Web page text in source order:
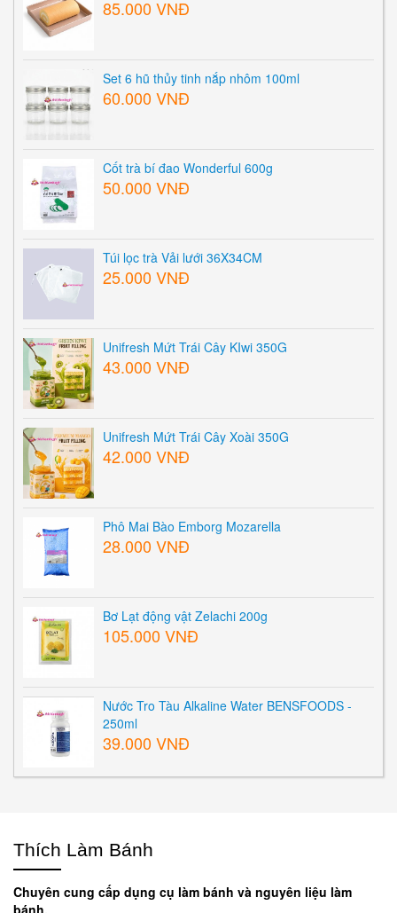
85.000 VNĐ
Set 6 hũ thủy tinh nắp nhôm 100ml
60.000 VNĐ
Cốt trà bí đao Wonderful 600g
50.000 VNĐ
Túi lọc trà Vải lưới 36X34CM
25.000 VNĐ
Unifresh Mứt Trái Cây KIwi 350G
43.000 VNĐ
Unifresh Mứt Trái Cây Xoài 350G
42.000 VNĐ
Phô Mai Bào Emborg Mozarella
28.000 VNĐ
Bơ Lạt động vật Zelachi 200g
105.000 VNĐ
Nước Tro Tàu Alkaline Water BENSFOODS -
250ml
39.000 VNĐ
Thích Làm Bánh
Chuyên cung cấp dụng cụ làm bánh và nguyên liệu làm
bánh.